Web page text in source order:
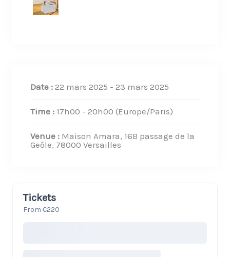
Date : 22 mars 2025 - 23 mars 2025
Time : 17h00 - 20h00(Europe/Paris)
Venue : Maison Amara, 16B passage de la
Geôle, 78000 Versailles
Tickets
From €220